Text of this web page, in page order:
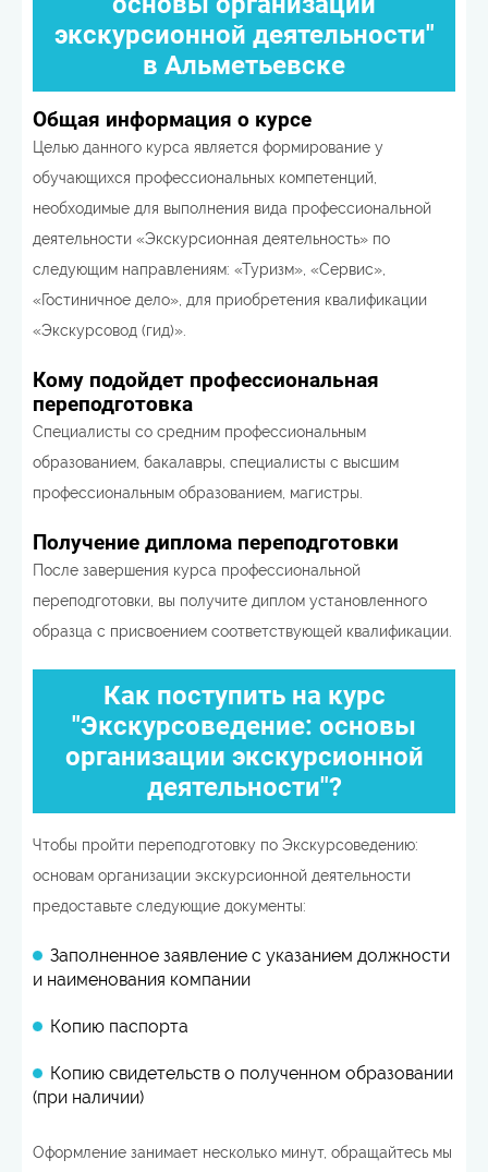
экскурсионной деятельности"
в Альметьевске
Общая информация о курсе
Целью данного курса является формирование у
обучающихся профессиональных компетенций,
необходимые для выполнения вида профессиональной
деятельности «Экскурсионная деятельность» по
следующим направлениям: «Туризм», «Сервис»,
«Гостиничное дело», для приобретения квалификации
«Экскурсовод (гид)».
Кому подойдет профессиональная
переподготовка
Специалисты со средним профессиональным
образованием, бакалавры, специалисты с высшим
профессиональным образованием, магистры.
Получение диплома переподготовки
После завершения курса профессиональной
переподготовки, вы получите диплом установленного
образца с присвоением соответствующей квалификации.
Как поступить на курс
"Экскурсоведение: основы
организации экскурсионной
деятельности"?
Чтобы пройти переподготовку по Экскурсоведению:
основам организации экскурсионной деятельности
предоставьте следующие документы:
Заполненное заявление с указанием должности
и наименования компании
Копию паспорта
Копию свидетельств о полученном образовании
(при наличии)
Оформление занимает несколько минут, обращайтесь мы